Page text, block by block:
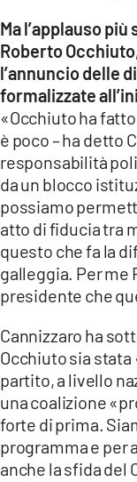
App
ANDROID
APPLE
Ma l’applauso
Roberto
l’annuncio delle
formalizzate
«Occhiuto ha
è poco – ha detto
responsabilità
da un blocco
possiamo
atto di fiducia tra
questo che fa la
galleggia. Per me
presidente che
Cannizzaro ha
Occhiuto sia
partito, a livello
una coalizione
forte di prima.
programma e per
anche la sfida del